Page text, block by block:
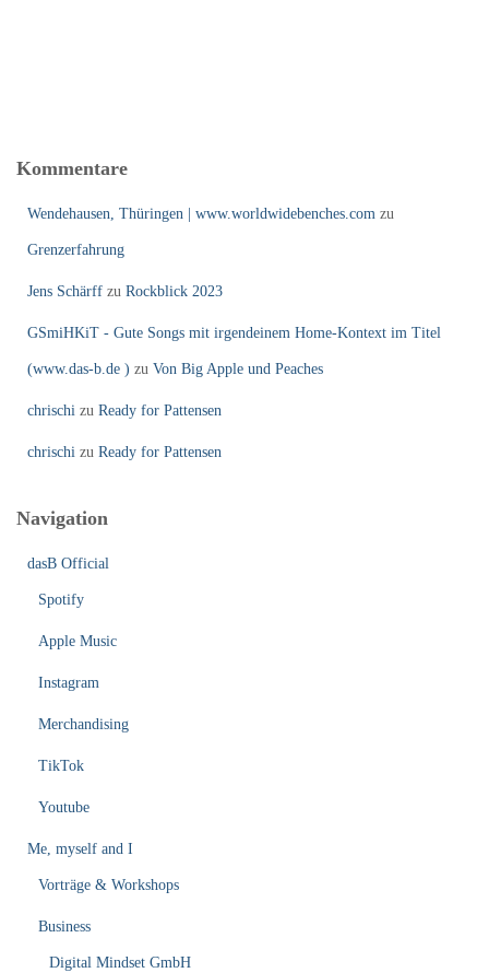
Kommentare
Wendehausen, Thüringen | www.worldwidebenches.com zu
Grenzerfahrung
Jens Schärff zu Rockblick 2023
GSmiHKiT - Gute Songs mit irgendeinem Home-Kontext im Titel
(www.das-b.de ) zu Von Big Apple und Peaches
chrischi zu Ready for Pattensen
chrischi zu Ready for Pattensen
Navigation
dasB Official
Spotify
Apple Music
Instagram
Merchandising
TikTok
Youtube
Me, myself and I
Vorträge & Workshops
Business
Digital Mindset GmbH